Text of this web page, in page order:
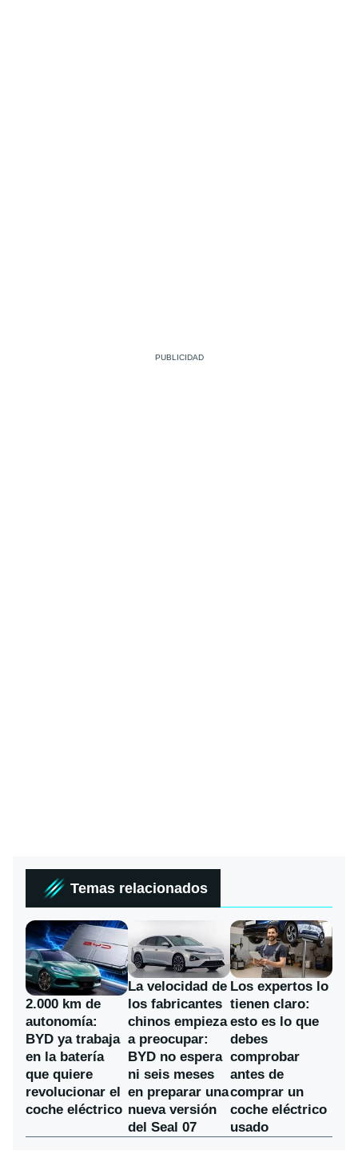
Temas relacionados
2.000 km de
autonomía:
BYD ya trabaja
en la batería
que quiere
revolucionar el
coche eléctrico
La velocidad de
los fabricantes
chinos empieza
a preocupar:
BYD no espera
ni seis meses
en preparar una
nueva versión
del Seal 07
Los expertos lo
tienen claro:
esto es lo que
debes
comprobar
antes de
comprar un
coche eléctrico
usado